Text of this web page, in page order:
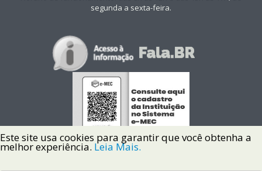
segunda a sexta-feira.
Este site usa cookies para garantir que você obtenha a
melhor experiência. Leia Mais.